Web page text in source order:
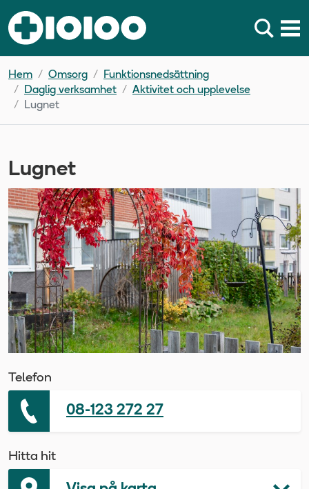
Hem Omsorg
Funktionsnedsättning
Daglig verksamhet
Aktivitet och upplevelse
Lugnet
Lugnet
Telefon
08-123 272 27
Hitta hit